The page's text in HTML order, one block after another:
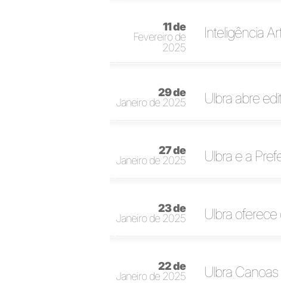
11 de
Fevereiro de
2025
Inteligência
29 de
Janeiro de 2025
Ulbra abre
27 de
Janeiro de 2025
Ulbra e a
23 de
Janeiro de 2025
Ulbra
22 de
Janeiro de 2025
Ulbra